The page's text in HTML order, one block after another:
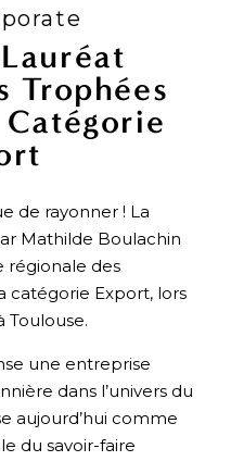
Trophées
Catégorie
de rayonner ! La
Mathilde Boulachin
régionale des
catégorie Export, lors
Toulouse.
une entreprise
dans l’univers du
aujourd’hui comme
du savoir-faire